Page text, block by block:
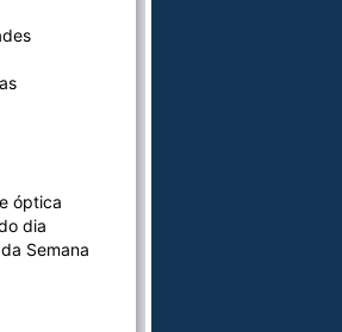
óptica
dia
Semana